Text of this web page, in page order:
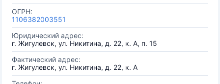
ОГРН:
1106382003551
Юридический адрес:
г. Жигулевск, ул. Никитина, д. 22, к. А, п. 15
Фактический адрес:
г. Жигулевск, ул. Никитина, д. 22, к. А